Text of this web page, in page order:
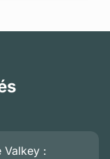
Valkey :